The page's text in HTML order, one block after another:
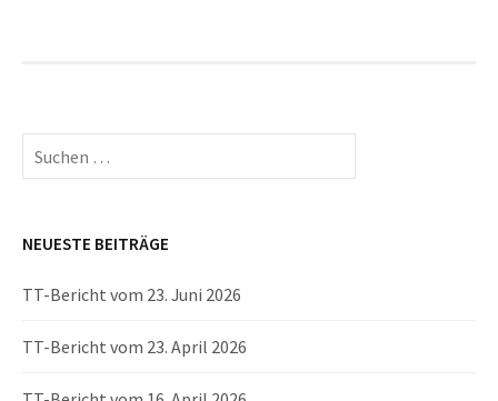
Suchen
nach:
NEUESTE BEITRÄGE
TT-Bericht vom 23. Juni 2026
TT-Bericht vom 23. April 2026